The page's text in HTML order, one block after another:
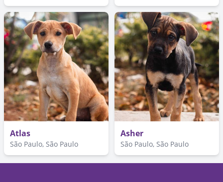
Atlas
São Paulo, São Paulo
Asher
São Paulo, São Paulo